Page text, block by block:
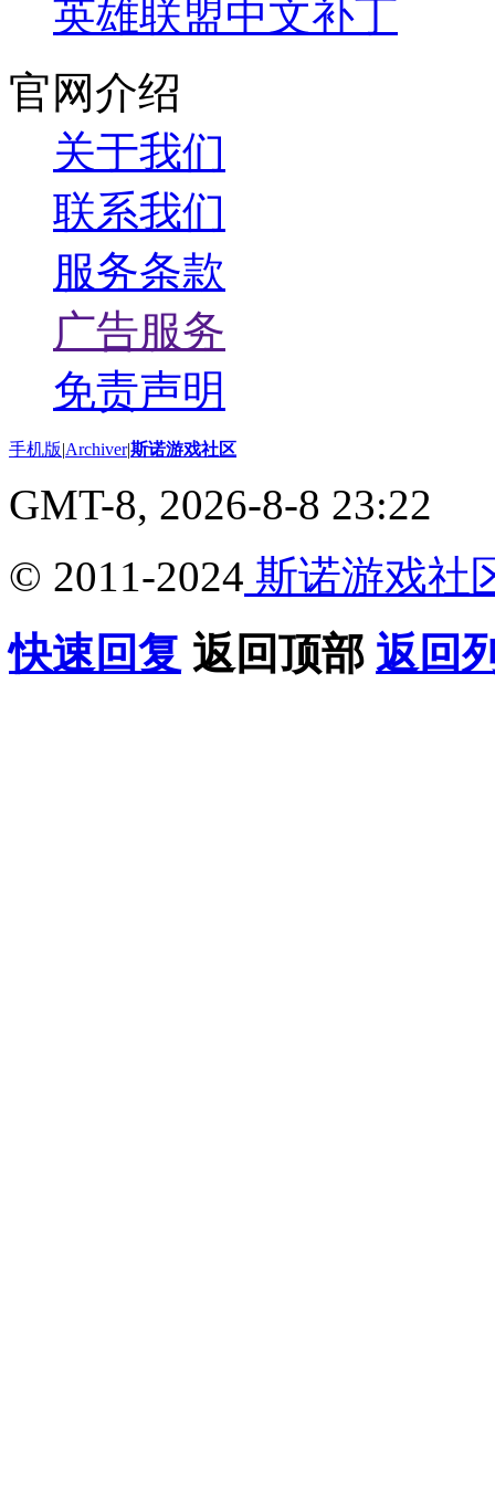
英雄联盟中文补丁
官网介绍
关于我们
联系我们
服务条款
广告服务
免责声明
手机版|Archiver|斯诺游戏社区
GMT-8, 2026-8-8 23:22
© 2011-2024 斯诺游戏社
快速回复 返回顶部 返回